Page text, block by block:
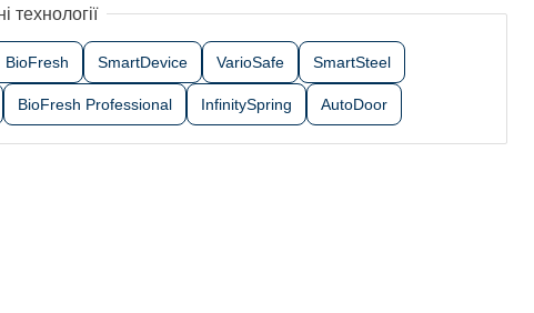
технології
BioFresh SmartDevice VarioSafe SmartSteel
BioFresh Professional InfinitySpring AutoDoor